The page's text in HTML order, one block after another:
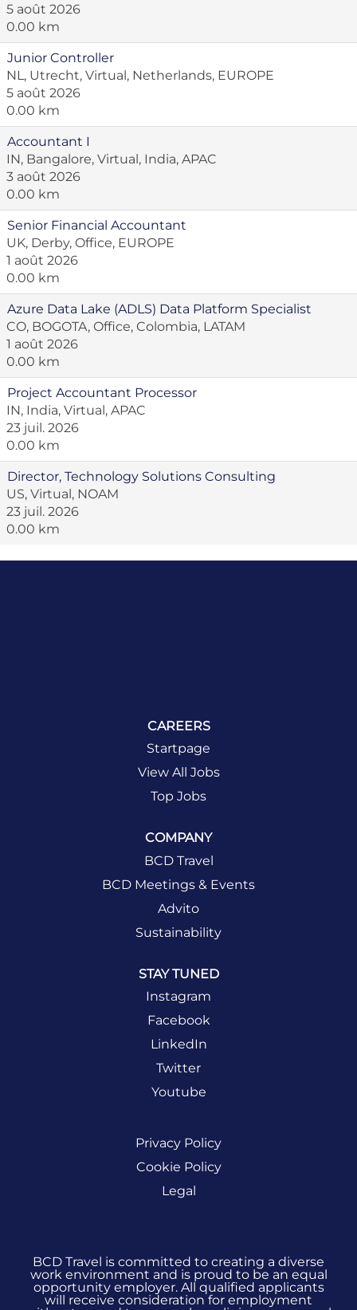
5 août 2026
0.00 km
Junior Controller
NL, Utrecht, Virtual, Netherlands, EUROPE
5 août 2026
0.00 km
Accountant I
IN, Bangalore, Virtual, India, APAC
3 août 2026
0.00 km
Senior Financial Accountant
UK, Derby, Office, EUROPE
1 août 2026
0.00 km
Azure Data Lake (ADLS) Data Platform Specialist
CO, BOGOTA, Office, Colombia, LATAM
1 août 2026
0.00 km
Project Accountant Processor
IN, India, Virtual, APAC
23 juil. 2026
0.00 km
Director, Technology Solutions Consulting
US, Virtual, NOAM
23 juil. 2026
0.00 km
CAREERS
Startpage
View All Jobs
Top Jobs
COMPANY
BCD Travel
BCD Meetings & Events
Advito
Sustainability
STAY TUNED
Instagram
Facebook
LinkedIn
Twitter
Youtube
Privacy Policy
Cookie Policy
Legal
BCD Travel is committed to creating a diverse
work environment and is proud to be an equal
opportunity employer. All qualified applicants
will receive consideration for employment